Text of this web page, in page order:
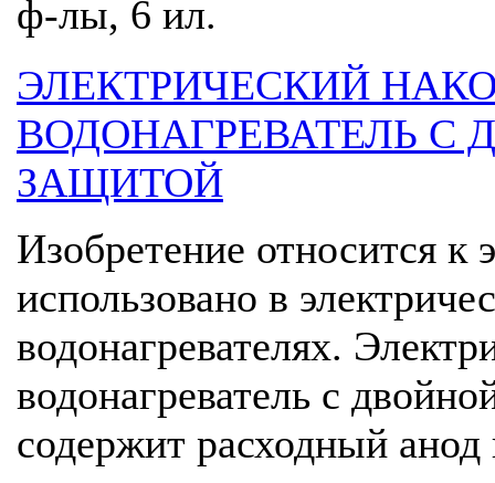
ф-лы, 6 ил.
ЭЛЕКТРИЧЕСКИЙ
ВОДОНАГРЕВАТЕЛЬ С
ЗАЩИТОЙ
Изобретение относится к
использовано в
водонагревателях.
водонагреватель с
содержит расходный